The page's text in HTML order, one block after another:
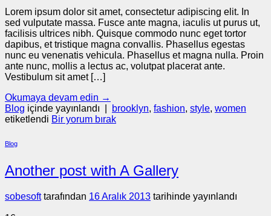
Lorem ipsum dolor sit amet, consectetur adipiscing elit. In
sed vulputate massa. Fusce ante magna, iaculis ut purus ut,
facilisis ultrices nibh. Quisque commodo nunc eget tortor
dapibus, et tristique magna convallis. Phasellus egestas
nunc eu venenatis vehicula. Phasellus et magna nulla. Proin
ante nunc, mollis a lectus ac, volutpat placerat ante.
Vestibulum sit amet […]
Okumaya devam edin →
Blog içinde yayınlandı brooklyn, fashion, style, women
etiketlendi Bir yorum bırak
Blog
Another post with A Gallery
sobesofttarafından 16 Aralık 2013 tarihinde yayınlandı